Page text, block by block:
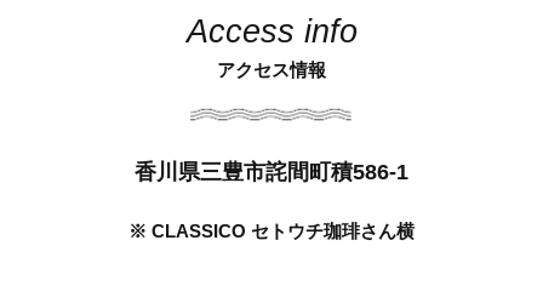
Access info
アクセス情報
香川県三豊市詫間町積586-1
※ CLASSICO セトウチ珈琲さん横